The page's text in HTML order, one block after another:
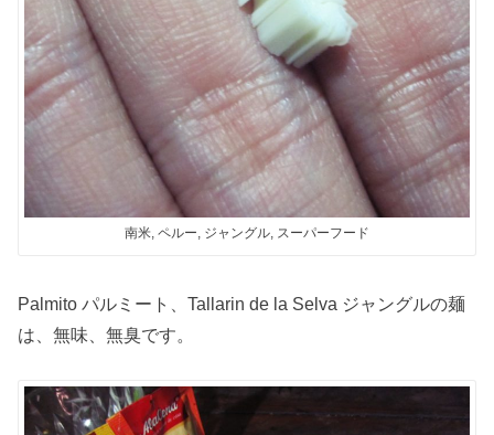
南米, ペルー, ジャングル, スーパーフード
Palmito パルミート、Tallarin de la Selva ジャングルの麺
は、無味、無臭です。